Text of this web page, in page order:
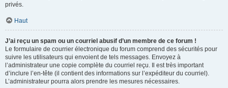
privés.
Haut
J’ai reçu un spam ou un courriel abusif d’un membre de ce forum !
Le formulaire de courrier électronique du forum comprend des sécurités pour
suivre les utilisateurs qui envoient de tels messages. Envoyez à
l’administrateur une copie complète du courriel reçu. Il est très important
d’inclure l’en-tête (il contient des informations sur l’expéditeur du courriel).
L’administrateur pourra alors prendre les mesures nécessaires.